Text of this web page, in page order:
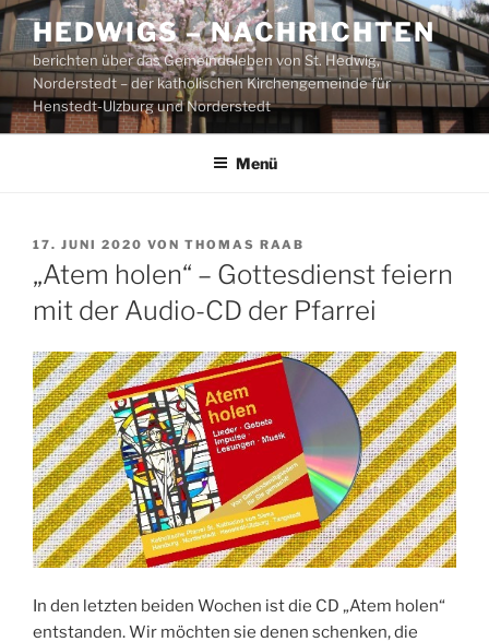
Zum
Inhalt
springen
HEDWIGS – NACHRICHTEN
berichten über das Gemeindeleben von St. Hedwig,
Norderstedt – der katholischen Kirchengemeinde für
Henstedt-Ulzburg und Norderstedt
Menü
VERÖFFENTLICHT
AM
17. JUNI 2020 VON THOMAS RAAB
„Atem holen“ – Gottesdienst feiern
mit der Audio-CD der Pfarrei
In den letzten beiden Wochen ist die CD „Atem holen“
entstanden. Wir möchten sie denen schenken, die